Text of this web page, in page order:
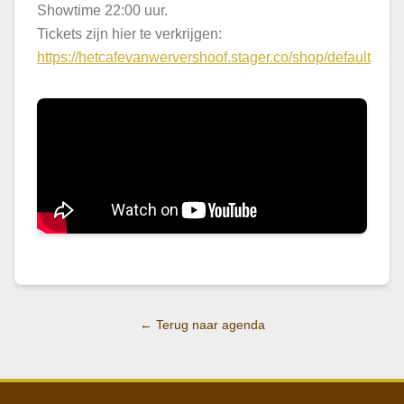
Showtime 22:00 uur.
Tickets zijn hier te verkrijgen:
https://hetcafevanwervershoof.stager.co/shop/default
← Terug naar agenda